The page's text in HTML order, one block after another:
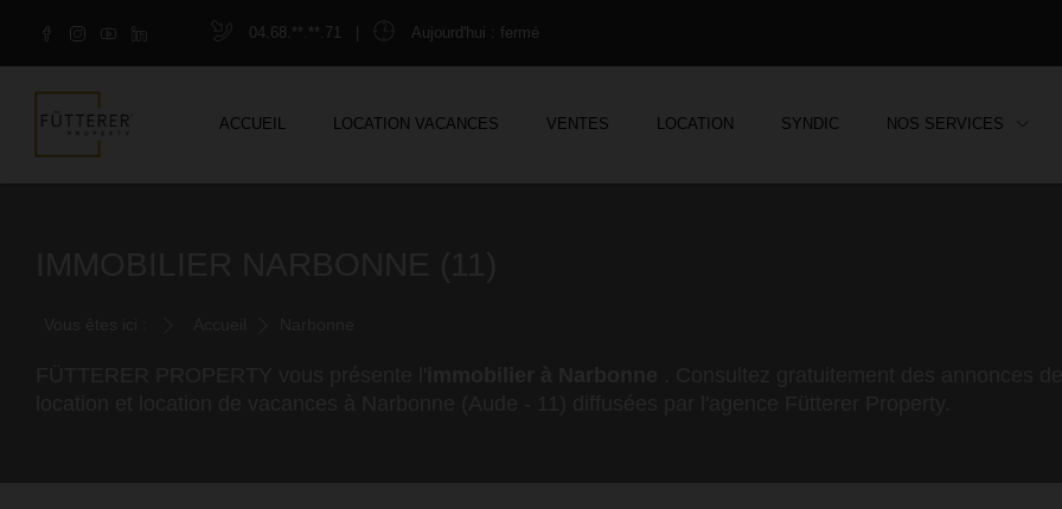
04.68.**.**.71 Aujourd'hui : fermé
ACCUEIL LOCATION VACANCES VENTES LOCATION SYNDIC NOS SERVICES